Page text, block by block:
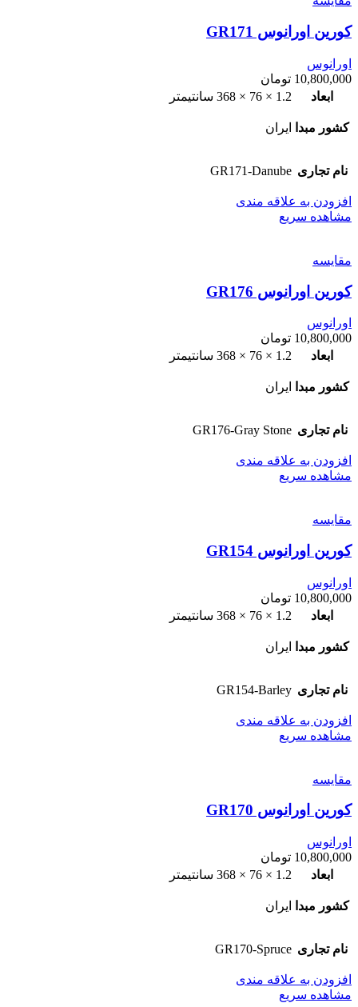
کورین اورانوس GR171
اورانوس
10,800,000 تومان
ابعاد
1.2 × 76 × 368 سانتیمتر
کشور مبدا ایران
نام تجاری GR171-Danube
افزودن به علاقه مندی
مشاهده سریع
مقایسه
کورین اورانوس GR176
اورانوس
10,800,000 تومان
ابعاد
1.2 × 76 × 368 سانتیمتر
کشور مبدا ایران
نام تجاری GR176-Gray Stone
افزودن به علاقه مندی
مشاهده سریع
مقایسه
کورین اورانوس GR154
اورانوس
10,800,000 تومان
ابعاد
1.2 × 76 × 368 سانتیمتر
کشور مبدا ایران
نام تجاری GR154-Barley
افزودن به علاقه مندی
مشاهده سریع
مقایسه
کورین اورانوس GR170
اورانوس
10,800,000 تومان
ابعاد
1.2 × 76 × 368 سانتیمتر
کشور مبدا ایران
نام تجاری GR170-Spruce
افزودن به علاقه مندی
مشاهده سریع